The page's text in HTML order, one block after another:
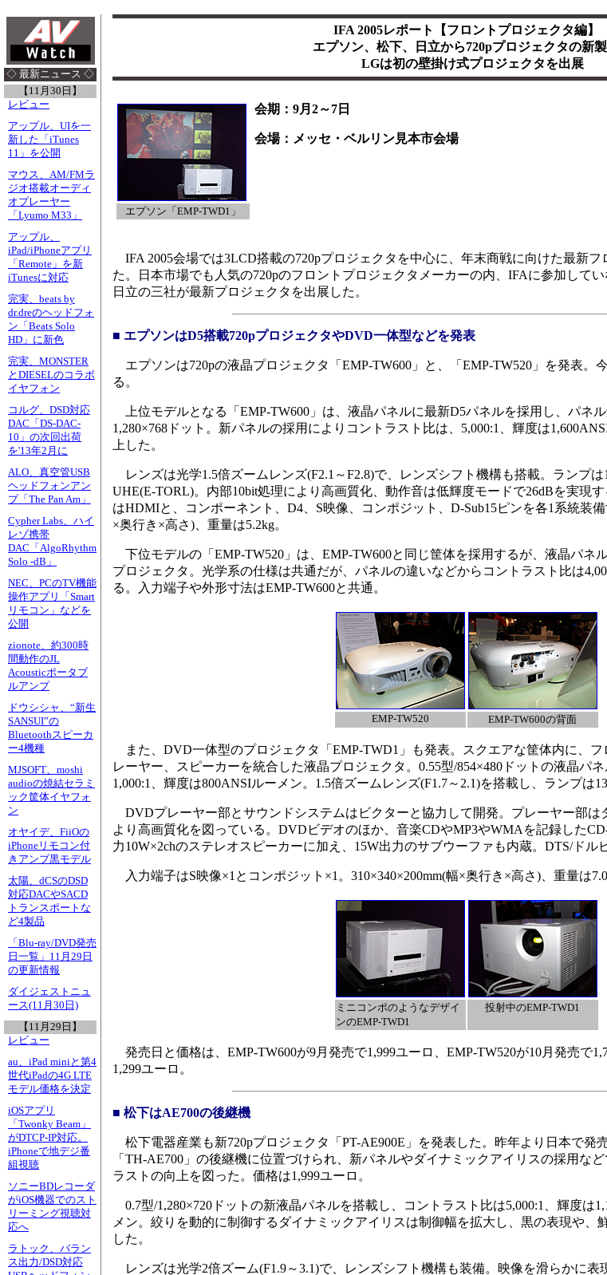
◇ 最新ニュース ◇
【11月30日】
レビュー
アップル、UIを一
新した「iTunes
11」を公開
マウス、AM/FMラ
ジオ搭載オーディ
オプレーヤー
「Lyumo M33」
アップル、
iPad/iPhoneアプリ
「Remote」を新
iTunesに対応
完実、beats by
dr.dreのヘッドフォ
ン「Beats Solo
HD」に新色
完実、MONSTER
とDIESELのコラボ
イヤフォン
コルグ、DSD対応
DAC「DS-DAC-
10」の次回出荷
を'13年2月に
ALO、真空管USB
ヘッドフォンアン
プ「The Pan Am」
Cypher Labs、ハイ
レゾ携帯
DAC「AlgoRhythm
Solo -dB」
NEC、PCのTV機能
操作アプリ「Smart
リモコン」などを
公開
zionote、約300時
間動作のJL
Acousticポータブ
ルアンプ
ドウシシャ、“新生
SANSUI”の
Bluetoothスピーカ
ー4機種
MJSOFT、moshi
audioの焼結セラミ
ック筐体イヤフォ
ン
オヤイデ、FiiOの
iPhoneリモコン付
きアンプ黒モデル
太陽、dCSのDSD
対応DACやSACD
トランスポートな
ど4製品
「Blu-ray/DVD発売
日一覧」11月29日
の更新情報
ダイジェストニュ
ース(11月30日)
【11月29日】
レビュー
au、iPad miniと第4
世代iPadの4G LTE
モデル価格を決定
iOSアプリ
「Twonky Beam」
がDTCP-IP対応。
iPhoneで地デジ番
組視聴
ソニーBDレコーダ
がiOS機器でのスト
リーミング視聴対
応へ
ラトック、バラン
ス出力/DSD対応
IFA 2005レポート【フロントプロジェクタ編】
エプソン、松下、日立から720pプロジェクタの新
LGは初の壁掛け式プロジェクタを出展
エプソン「EMP-TWD1」
会期：9月2～7日
会場：メッセ・ベルリン見本市会場
IFA 2005会場では3LCD搭載の720pプロジェクタを中心に、年末商戦に向けた最新
た。日本市場でも人気の720pのフロントプロジェクタメーカーの内、IFAに参加して
日立の三社が最新プロジェクタを出展した。
■ エプソンはD5搭載720pプロジェクタやDVD一体型などを発表
エプソンは720pの液晶プロジェクタ「EMP-TW600」と、「EMP-TW520」を発表。
る。
上位モデルとなる「EMP-TW600」は、液晶パネルに最新D5パネルを採用し、パネ
1,280×768ドット。新パネルの採用によりコントラスト比は、5,000:1、輝度は
上した。
レンズは光学1.5倍ズームレンズ(F2.1～F2.8)で、レンズシフト機構も搭載。ランプは
UHE(E-TORL)。内部10bit処理により高画質化、動作音は低輝度モードで26dBを実現
はHDMIと、コンポーネント、D4、S映像、コンポジット、D-Sub15ピンを各1系統装
×奥行き×高さ)、重量は5.2kg。
下位モデルの「EMP-TW520」は、EMP-TW600と同じ筐体を採用するが、液晶パネ
プロジェクタ。光学系の仕様は共通だが、パネルの違いなどからコントラスト比は
る。入力端子や外形寸法はEMP-TW600と共通。
EMP-TW520 EMP-TW600の背面
また、DVD一体型のプロジェクタ「EMP-TWD1」も発表。スクエアな筐体内に、
レーヤー、スピーカーを統合した液晶プロジェクタ。0.55型/854×480ドットの液晶パ
1,000:1、輝度は800ANSIルーメン。1.5倍ズームレンズ(F1.7～2.1)を搭載し、ランプは
DVDプレーヤー部とサウンドシステムはビクターと協力して開発。プレーヤー部は
より高画質化を図っている。DVDビデオのほか、音楽CDやMP3やWMAを記録した
力10W×2chのステレオスピーカーに加え、15W出力のサブウーファも内蔵。DTS/ドル
入力端子はS映像×1とコンポジット×1。310×340×200mm(幅×奥行き×高さ)、重量は
ミニコンポのようなデザイ
ンのEMP-TWD1
投射中のEMP-TWD1
発売日と価格は、EMP-TW600が9月発売で1,999ユーロ、EMP-TW520が10月発売で
1,299ユーロ。
■ 松下はAE700の後継機
松下電器産業も新720pプロジェクタ「PT-AE900E」を発表した。昨年より日本で発
「TH-AE700」の後継機に位置づけられ、新パネルやダイナミックアイリスの採用など
ラストの向上を図った。価格は1,999ユーロ。
0.7型/1,280×720ドットの新液晶パネルを搭載し、コントラスト比は5,000:1、輝度は
メン。絞りを動的に制御するダイナミックアイリスは制御幅を拡大し、黒の表現や、
した。
レンズは光学2倍ズーム(F1.9～3.1)で、レンズシフト機構も装備。映像を滑らかに表